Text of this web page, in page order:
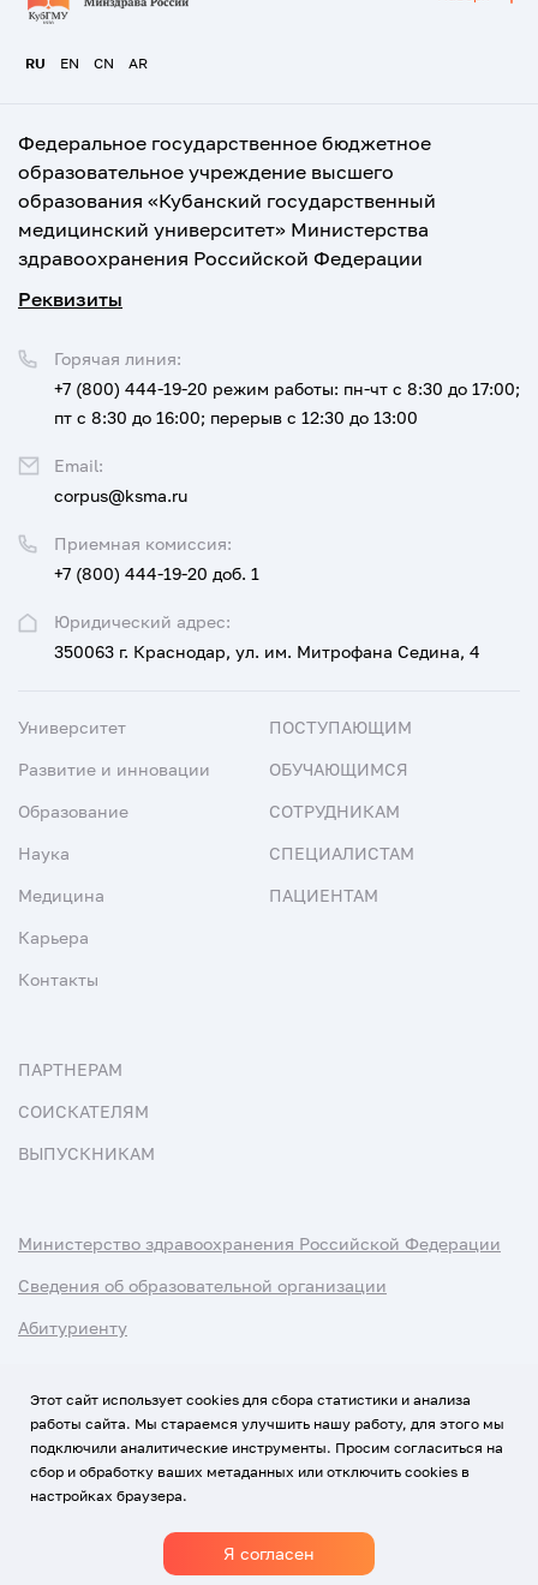
RU EN CN AR
Федеральное государственное бюджетное
образовательное учреждение высшего
образования «Кубанский государственный
медицинский университет» Министерства
здравоохранения Российской Федерации
Реквизиты
Юридический адрес:
350063 г. Краснодар, ул. им. Митрофана Седина, 4
Приемная комиссия:
+7 (800) 444-19-20 доб. 1
Горячая линия:
+7 (800) 444-19-20 режим работы: пн-чт с 8:30 до 17:00;
пт с 8:30 до 16:00; перерыв с 12:30 до 13:00
Email:
corpus@ksma.ru
Университет
Развитие и инновации
Образование
Наука
Медицина
Карьера
Контакты
ПОСТУПАЮЩИМ
ОБУЧАЮЩИМСЯ
СОТРУДНИКАМ
СПЕЦИАЛИСТАМ
ПАЦИЕНТАМ
ПАРТНЕРАМ
СОИСКАТЕЛЯМ
ВЫПУСКНИКАМ
Министерство здравоохранения Российской Федерации
Сведения об образовательной организации
Абитуриенту
Использование Cookies
Политика обработки персональных данных
© Все права защищены
Этот сайт использует cookies для сбора статистики и анализа
работы сайта. Мы стараемся улучшить нашу работу, для этого мы
подключили аналитические инструменты. Просим согласиться на
сбор и обработку ваших метаданных или отключить cookies в
настройках браузера.
Я согласен